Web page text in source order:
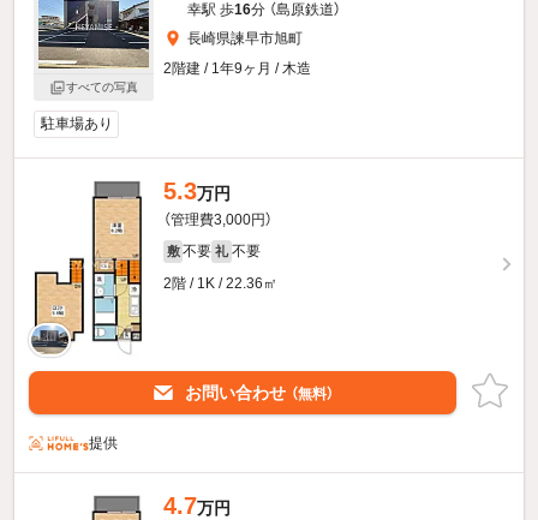
すべての写真
幸駅 歩16分 （島原鉄道）
長崎県諫早市旭町
2階建 / 1年9ヶ月 / 木造
駐車場あり
5.3万円
（管理費3,000円）
敷 不要 礼 不要
2階 / 1K / 22.36㎡
お問い合わせ （無料）
提供
4.7万円